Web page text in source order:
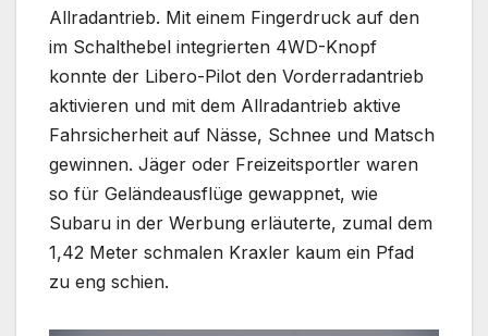
Allradantrieb. Mit einem Fingerdruck auf den
im Schalthebel integrierten 4WD-Knopf
konnte der Libero-Pilot den Vorderradantrieb
aktivieren und mit dem Allradantrieb aktive
Fahrsicherheit auf Nässe, Schnee und Matsch
gewinnen. Jäger oder Freizeitsportler waren
so für Geländeausflüge gewappnet, wie
Subaru in der Werbung erläuterte, zumal dem
1,42 Meter schmalen Kraxler kaum ein Pfad
zu eng schien.